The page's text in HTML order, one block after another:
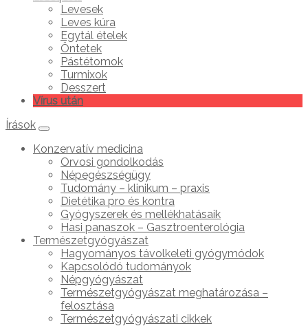
Levesek
Leves kúra
Egytál ételek
Öntetek
Pástétomok
Turmixok
Desszert
Vírus után
Írások
Konzervatív medicina
Orvosi gondolkodás
Népegészségügy
Tudomány – klinikum – praxis
Dietétika pro és kontra
Gyógyszerek és mellékhatásaik
Hasi panaszok – Gasztroenterológia
Természetgyógyászat
Hagyományos távolkeleti gyógymódok
Kapcsolódó tudományok
Népgyógyászat
Természetgyógyászat meghatározása –
felosztása
Természetgyógyászati cikkek